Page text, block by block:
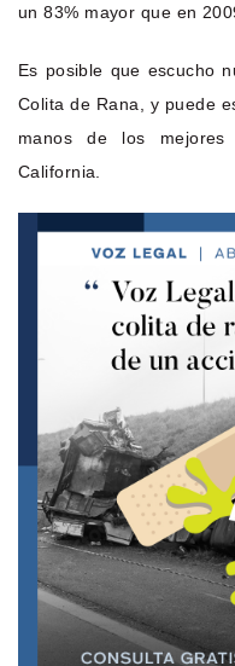
un 83% mayor que en
Es posible que escucho
Colita de Rana, y puede
manos de los
California.